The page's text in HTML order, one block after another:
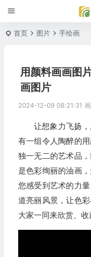
首页 图片 手绘画
用颜料画画图
画图片
2024-12-09 08:21:31
让想象力飞扬
有一组令人陶醉的
独一无二的艺术品
是色彩绚丽的油画
您感受到艺术的力
道亮丽风景，让色
大家一同来欣赏、收